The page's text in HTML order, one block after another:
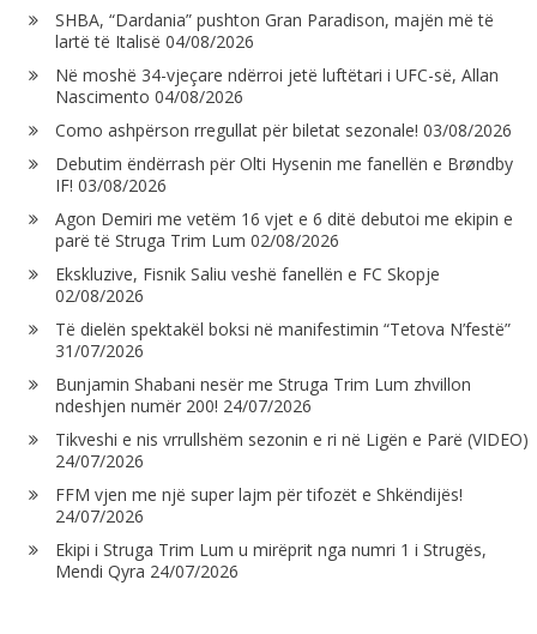
SHBA, “Dardania” pushton Gran Paradison, majën më të
lartë të Italisë 04/08/2026
Në moshë 34-vjeçare ndërroi jetë luftëtari i UFC-së, Allan
Nascimento 04/08/2026
Como ashpërson rregullat për biletat sezonale! 03/08/2026
Debutim ëndërrash për Olti Hysenin me fanellën e Brøndby
IF! 03/08/2026
Agon Demiri me vetëm 16 vjet e 6 ditë debutoi me ekipin e
parë të Struga Trim Lum 02/08/2026
Ekskluzive, Fisnik Saliu veshë fanellën e FC Skopje
02/08/2026
Të dielën spektakël boksi në manifestimin “Tetova N’festë”
31/07/2026
Bunjamin Shabani nesër me Struga Trim Lum zhvillon
ndeshjen numër 200! 24/07/2026
Tikveshi e nis vrrullshëm sezonin e ri në Ligën e Parë (VIDEO)
24/07/2026
FFM vjen me një super lajm për tifozët e Shkëndijës!
24/07/2026
Ekipi i Struga Trim Lum u mirëprit nga numri 1 i Strugës,
Mendi Qyra 24/07/2026